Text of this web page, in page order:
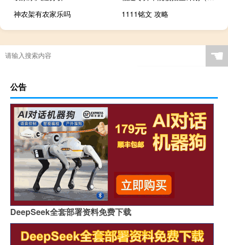
神农架有农家乐吗
1111铭文 攻略
☚
公告
DeepSeek全套部署资料免费下载